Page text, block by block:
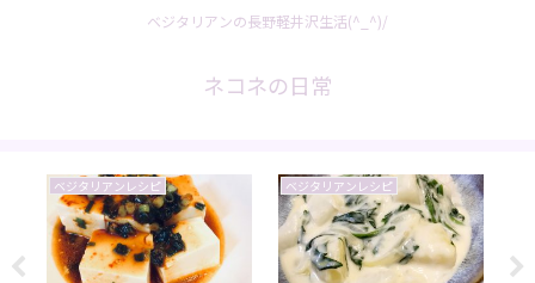
ベジタリアンの長野軽井沢生活(^_^)/
ネコネの日常
ベジタリアンレシピ ベジタリアンレシピ